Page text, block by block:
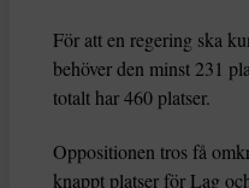
För att en regering ska
behöver den minst 231
totalt har 460 platser.
Oppositionen tros få
knappt platser för Lag